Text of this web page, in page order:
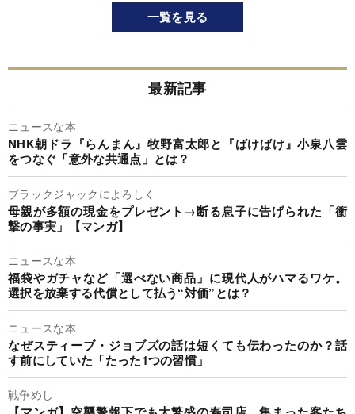
一覧を見る
最新記事
ニュースな本
NHK朝ドラ『らんまん』牧野富太郎と『ばけばけ』小泉八雲
をつなぐ「意外な共通点」とは？
ブラックジャックによろしく
母親が多額の現金をプレゼント→断る息子に告げられた「衝
撃の事実」【マンガ】
ニュースな本
福袋やガチャなど「選べない商品」に現代人がハマるワケ。
選択を放棄する代償として払う“対価”とは？
ニュースな本
なぜスティーブ・ジョブズの話は短くても伝わったのか？話
す前にしていた「たった1つの習慣」
戦争めし